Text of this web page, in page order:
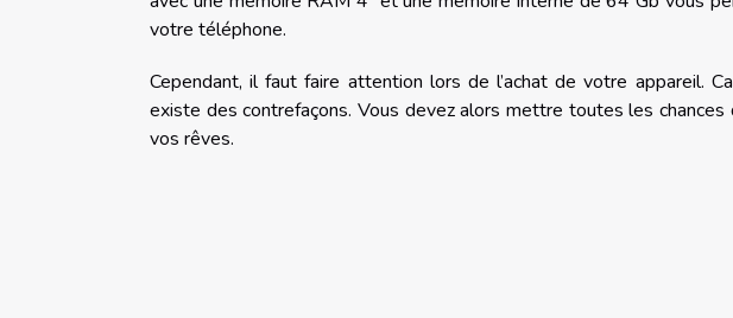
votre téléphone.
Cependant, il faut faire attention lors de l’achat de votre appareil.
existe des contrefaçons. Vous devez alors mettre toutes les
vos rêves.